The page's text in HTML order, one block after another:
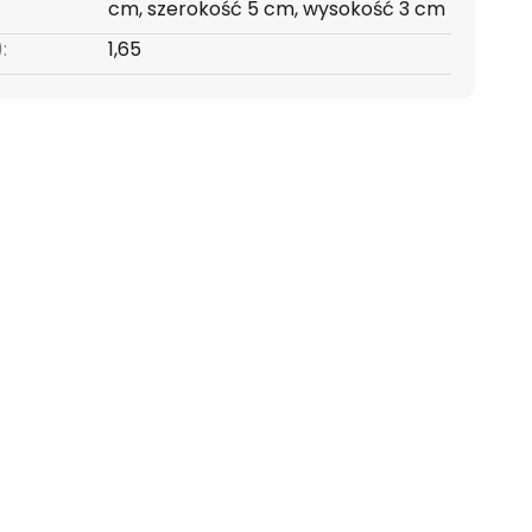
cm, szerokość 5 cm, wysokość 3 cm
1,65